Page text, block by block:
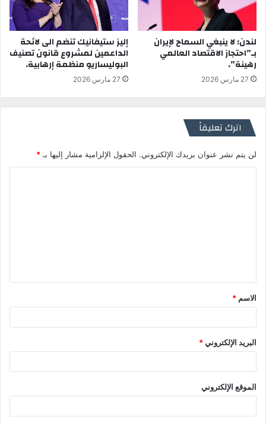
لندن: لا ينبغي السماح لإيران
بـ”احتجاز الاقتصاد العالمي
رهينة”.
27 مارس 2026
إليز ستيفانيك تنضم الى لائحة
الداعمين لمشروع قانون تصنيف
البوليساريو منظمة إرهابية.
27 مارس 2026
اترك تعليقاً
لن يتم نشر عنوان بريدك الإلكتروني. الحقول الإلزامية مشار إليها بـ*
ق
*
الاسم *
البريد الإلكتروني*
الموقع الإلكتروني